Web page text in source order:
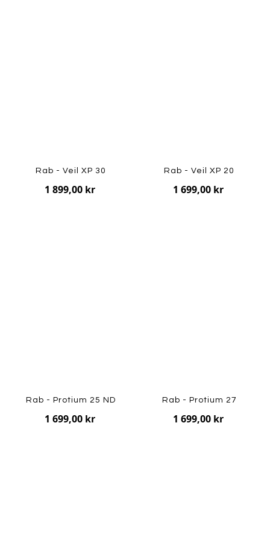
Rab - Veil XP 30
1 899,00 kr
Rab - Veil XP 20
1 699,00 kr
Rab - Protium 25 ND
1 699,00 kr
Rab - Protium 27
1 699,00 kr